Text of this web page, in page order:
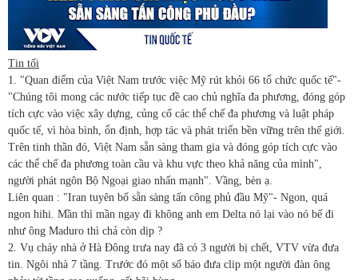
Tin tối
1. "Quan điểm của Việt Nam trước việc Mỹ rút khỏi 66 tổ chức quốc tế"-
"Chúng tôi mong các nước tiếp tục đề cao chủ nghĩa đa phương, đóng góp
tích cực vào việc xây dựng, củng cố các thể chế đa phương và luật pháp
quốc tế, vì hòa bình, ổn định, hợp tác và phát triển bền vững trên thế giới.
Trên tinh thần đó, Việt Nam sẵn sàng tham gia và đóng góp tích cực vào
các thể chế đa phương toàn cầu và khu vực theo khả năng của mình",
người phát ngôn Bộ Ngoại giao nhấn mạnh". Vầng, bèn ạ.
Liên quan : "Iran tuyên bố sẵn sàng tấn công phủ đầu Mỹ"- Ngon, quá
ngon hihi. Mần thì mần ngay đi không anh em Delta nó lại vào nó bế đi
như ông Maduro thì chả còn dịp ?
2. Vụ cháy nhà ở Hà Đông trưa nay đã có 3 người bị chết, VTV vừa đưa
tin. Ngôi nhà 7 tầng. Trước đó một số báo đưa clip một người đàn ông